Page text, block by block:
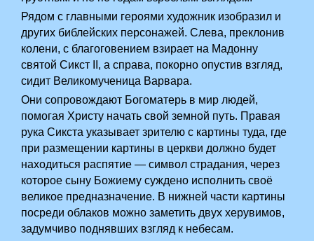
Рядом с главными героями художник изобразил и
других библейских персонажей. Слева, преклонив
колени, с благоговением взирает на Мадонну
святой Сикст II, а справа, покорно опустив взгляд,
сидит Великомученица Варвара.
Они сопровождают Богоматерь в мир людей,
помогая Христу начать свой земной путь. Правая
рука Сикста указывает зрителю с картины туда, где
при размещении картины в церкви должно будет
находиться распятие — символ страдания, через
которое сыну Божиему суждено исполнить своё
великое предназначение. В нижней части картины
посреди облаков можно заметить двух херувимов,
задумчиво поднявших взгляд к небесам.